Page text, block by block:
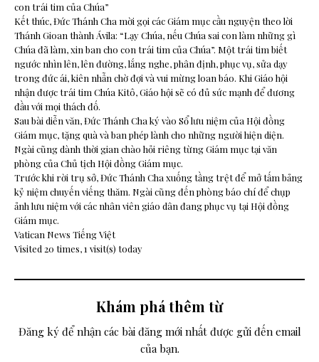
con trái tim của Chúa”
Kết thúc, Đức Thánh Cha mời gọi các Giám mục cầu nguyện theo lời
Thánh Gioan thành Ávila: “Lạy Chúa, nếu Chúa sai con làm những gì
Chúa đã làm, xin ban cho con trái tim của Chúa”. Một trái tim biết
ngước nhìn lên, lên đường, lắng nghe, phân định, phục vụ, sửa dạy
trong đức ái, kiên nhẫn chờ đợi và vui mừng loan báo. Khi Giáo hội
nhận được trái tim Chúa Kitô, Giáo hội sẽ có đủ sức mạnh để đương
đầu với mọi thách đố.
Sau bài diễn văn, Đức Thánh Cha ký vào Sổ lưu niệm của Hội đồng
Giám mục, tặng quà và ban phép lành cho những người hiện diện.
Ngài cũng dành thời gian chào hỏi riêng từng Giám mục tại văn
phòng của Chủ tịch Hội đồng Giám mục.
Trước khi rời trụ sở, Đức Thánh Cha xuống tầng trệt để mở tấm bảng
kỷ niệm chuyến viếng thăm. Ngài cũng đến phòng báo chí để chụp
ảnh lưu niệm với các nhân viên giáo dân đang phục vụ tại Hội đồng
Giám mục.
Vatican News Tiếng Việt
Visited 20 times, 1 visit(s) today
Khám phá thêm từ
Đăng ký để nhận các bài đăng mới nhất được gửi đến email
của bạn.